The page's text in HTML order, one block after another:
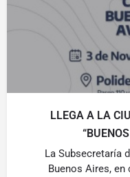
LLEGA A LA
La Subsecretaría
Buenos Aires,